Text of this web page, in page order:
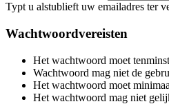
Typt u alstublieft uw emailadres ter
Wachtwoordvereisten
Het wachtwoord moet
Wachtwoord mag niet de
Het wachtwoord moet
Het wachtwoord mag niet